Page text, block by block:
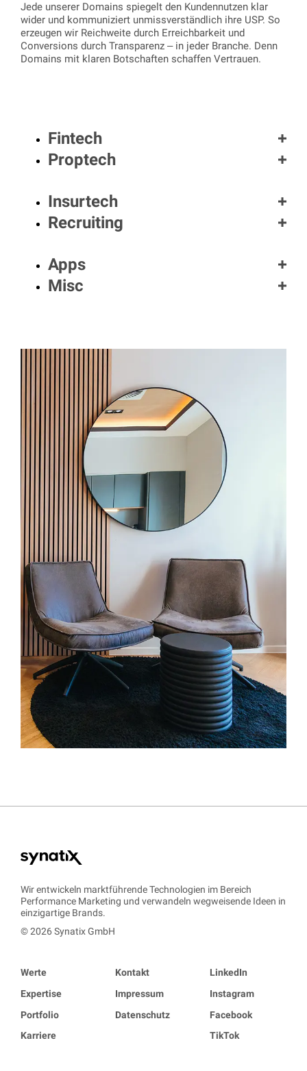
Jede unserer Domains spiegelt den Kundennutzen klar
wider und kommuniziert unmissverständlich ihre USP. So
erzeugen wir Reichweite durch Erreichbarkeit und
Conversions durch Transparenz – in jeder Branche. Denn
Domains mit klaren Botschaften schaffen Vertrauen.
Fintech
Proptech
Insurtech
Recruiting
Apps
Misc
Wir entwickeln marktführende Technologien im Bereich
Performance Marketing und verwandeln wegweisende Ideen in
einzigartige Brands.
© 2026 Synatix GmbH
Werte
Expertise
Portfolio
Karriere
Kontakt
Impressum
Datenschutz
LinkedIn
Instagram
Facebook
TikTok